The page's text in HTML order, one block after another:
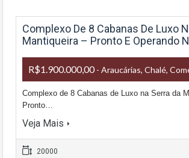
Complexo De 8 Cabanas De Luxo
Mantiqueira – Pronto E Operando
R$1.900.000,00- Araucárias, Chalé,
Complexo de 8 Cabanas de Luxo na Serra da
Pronto…
Veja Mais
20000